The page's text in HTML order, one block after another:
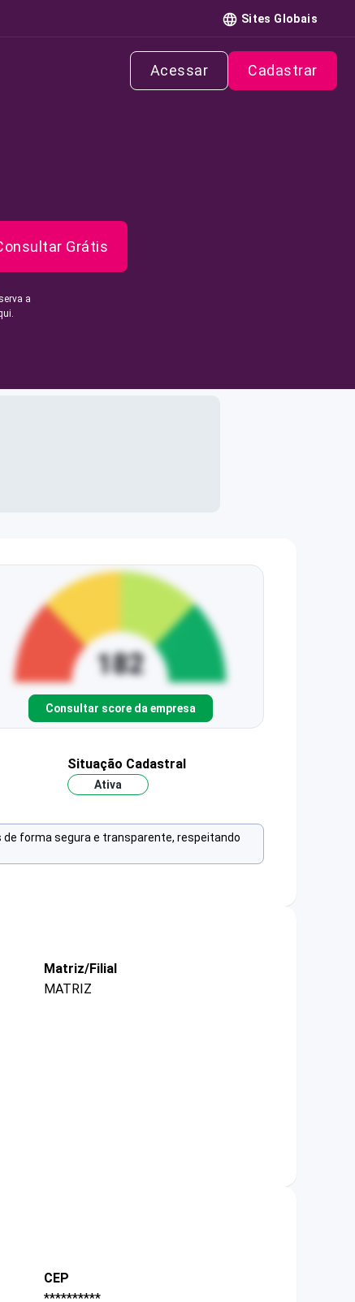
Sites Globais
Acessar Cadastrar
Grátis
a
Consultar score da empresa
Situação Cadastral
Ativa
forma segura e transparente, respeitando
Matriz/Filial
MATRIZ
CEP
**********